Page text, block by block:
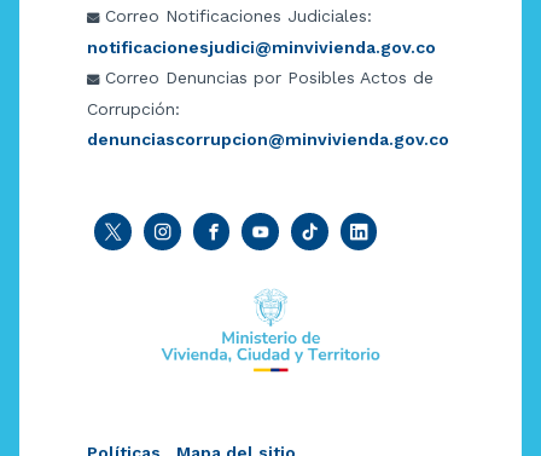
Correo Notificaciones Judiciales:
notificacionesjudici@minvivienda.gov.co
Correo Denuncias por Posibles Actos de
Corrupción:
denunciascorrupcion@minvivienda.gov.co
Políticas Mapa del sitio